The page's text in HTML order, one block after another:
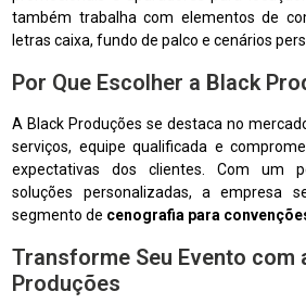
também trabalha com elementos de
letras caixa, fundo de palco e cenários
Por Que Escolher a Black
A Black Produções se destaca no
serviços, equipe qualificada e
expectativas dos clientes. Com um
soluções personalizadas, a empresa
segmento de cenografia para
Transforme Seu Evento com
Produções